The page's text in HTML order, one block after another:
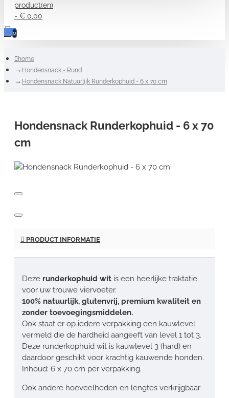
product(en)
- € 0,00
0
home
Hondensnack - Rund
Hondensnack Natuurlijk Runderkophuid - 6 x 70 cm
Hondensnack Runderkophuid - 6 x 70
cm
PRODUCT INFORMATIE
Deze runderkophuid wit is een heerlijke traktatie
voor uw trouwe viervoeter.
100% natuurlijk, glutenvrij, premium kwaliteit en
zonder toevoegingsmiddelen.
Ook staat er op iedere verpakking een kauwlevel
vermeld die de hardheid aangeeft van level 1 tot 3.
Deze runderkophuid wit is kauwlevel 3 (hard) en
daardoor geschikt voor krachtig kauwende honden.
Inhoud: 6 x 70 cm per verpakking.
Ook andere hoeveelheden en lengtes verkrijgbaar